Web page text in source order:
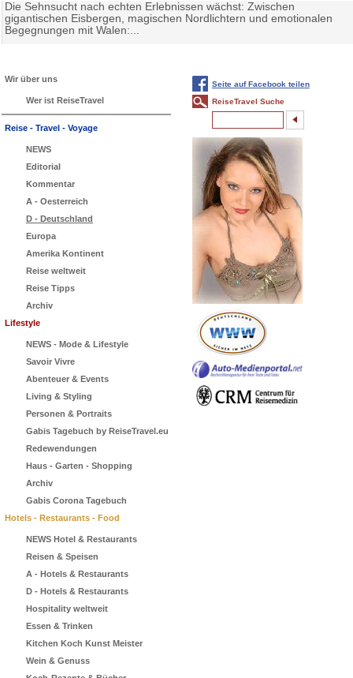
Die Sehnsucht nach echten Erlebnissen wächst: Zwischen
gigantischen Eisbergen, magischen Nordlichtern und emotionalen
Begegnungen mit Walen:...
Wir über uns
Wer ist ReiseTravel
Reise - Travel - Voyage
NEWS
Editorial
Kommentar
A - Oesterreich
D - Deutschland
Europa
Amerika Kontinent
Reise weltweit
Reise Tipps
Archiv
Lifestyle
NEWS - Mode & Lifestyle
Savoir Vivre
Abenteuer & Events
Living & Styling
Personen & Portraits
Gabis Tagebuch by ReiseTravel.eu
Redewendungen
Haus - Garten - Shopping
Archiv
Gabis Corona Tagebuch
Hotels - Restaurants - Food
NEWS Hotel & Restaurants
Reisen & Speisen
A - Hotels & Restaurants
D - Hotels & Restaurants
Hospitality weltweit
Essen & Trinken
Kitchen Koch Kunst Meister
Wein & Genuss
Seite auf Facebook teilen
ReiseTravel Suche